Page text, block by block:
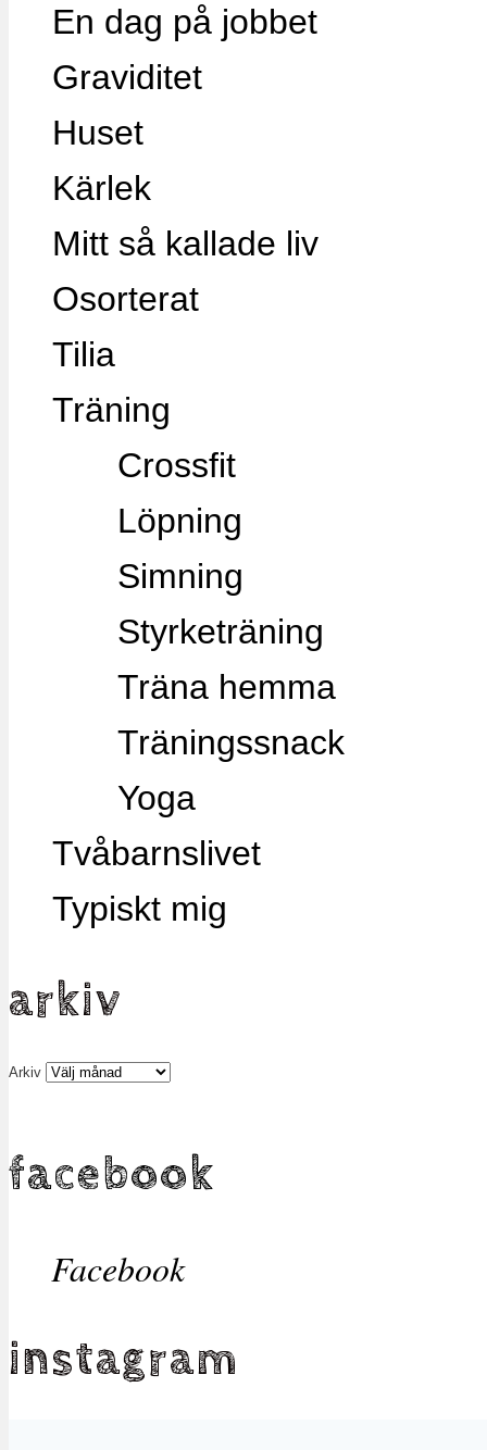
En dag på jobbet
Graviditet
Huset
Kärlek
Mitt så kallade liv
Osorterat
Tilia
Träning
Crossfit
Löpning
Simning
Styrketräning
Träna hemma
Träningssnack
Yoga
Tvåbarnslivet
Typiskt mig
arkiv
Arkiv
facebook
Facebook
instagram